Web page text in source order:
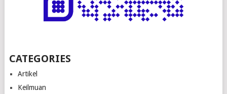
CATEGORIES
Artikel
Keilmuan